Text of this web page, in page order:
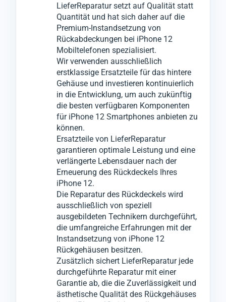
Wir wissen, wie unverzichtbar Ihr Mobilgerät
iPhone 12 für Sie ist, daher garantieren wir
eine schnelle und präzise Serviceleistung,
ohne bei der Qualität Kompromisse
einzugehen.
Sollten die Probleme nicht ausschließlich
auf das iPhone 12 Backcover beschränkt
sein, informieren wir Sie umgehend und
werden nach Ihrer Zustimmung notwendige
Reparaturen an anderen Komponenten
vornehmen.
Es handelt sich hierbei um eine Reparatur
des iPhone 12 Rückgehäuses.
Dabei wird die beschädigte Rückabdeckung
Ihres Geräts iPhone 12 entfernt und durch
ein hochwertiges, neues Backcover ersetzt,
um die Optik und Funktionalität Ihres
Mobilgeräts wiederherzustellen.
Erst wenn alle Tests bestanden sind, wird Ihr
Mobiltelefon iPhone 12 für den Versand
freigegeben.
Dieser Prozess minimiert ärgerliche
Reklamationen, die sonst zu weiteren
Ausfallzeiten führen könnten.
LieferReparatur setzt auf Qualität statt
Quantität und hat sich daher auf die
Premium-Instandsetzung von
Rückabdeckungen bei iPhone 12
Mobiltelefonen spezialisiert.
Wir verwenden ausschließlich
erstklassige Ersatzteile für das hintere
Gehäuse und investieren kontinuierlich
in die Entwicklung, um auch zukünftig
die besten verfügbaren Komponenten
für iPhone 12 Smartphones anbieten zu
können.
Ersatzteile von LieferReparatur
garantieren optimale Leistung und eine
verlängerte Lebensdauer nach der
Erneuerung des Rückdeckels Ihres
iPhone 12.
Die Reparatur des Rückdeckels wird
ausschließlich von speziell
ausgebildeten Technikern durchgeführt,
die umfangreiche Erfahrungen mit der
Instandsetzung von iPhone 12
Rückgehäusen besitzen.
Zusätzlich sichert LieferReparatur jede
durchgeführte Reparatur mit einer
Garantie ab, die die Zuverlässigkeit und
ästhetische Qualität des Rückgehäuses